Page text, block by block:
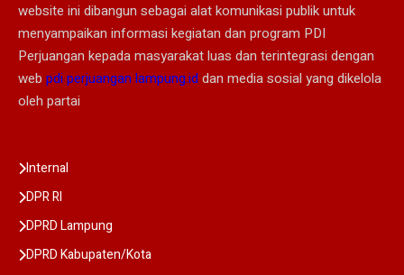
website ini dibangun sebagai alat komunikasi publik untuk
menyampaikan informasi kegiatan dan program PDI
Perjuangan kepada masyarakat luas dan terintegrasi dengan
web pdi perjuangan lampung.id dan media sosial yang dikelola
oleh partai
Internal
DPR RI
DPRD Lampung
DPRD Kabupaten/Kota